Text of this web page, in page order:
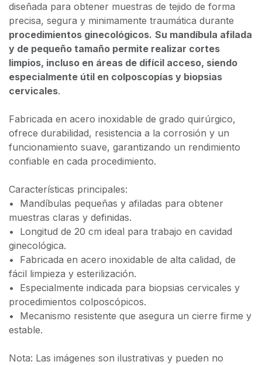
diseñada para obtener muestras de tejido de forma
precisa, segura y minimamente traumática durante
procedimientos ginecológicos. Su mandíbula afilada
y de pequeño tamaño permite realizar cortes
limpios, incluso en áreas de difícil acceso, siendo
especialmente útil en colposcopías y biopsias
cervicales.
Fabricada en acero inoxidable de grado quirúrgico,
ofrece durabilidad, resistencia a la corrosión y un
funcionamiento suave, garantizando un rendimiento
confiable en cada procedimiento.
Características principales:
•⁠ ⁠Mandíbulas pequeñas y afiladas para obtener
muestras claras y definidas.
•⁠ ⁠Longitud de 20 cm ideal para trabajo en cavidad
ginecológica.
•⁠ ⁠Fabricada en acero inoxidable de alta calidad, de
fácil limpieza y esterilización.
•⁠ ⁠Especialmente indicada para biopsias cervicales y
procedimientos colposcópicos.
•⁠ ⁠Mecanismo resistente que asegura un cierre firme y
estable.
Nota: Las imágenes son ilustrativas y pueden no